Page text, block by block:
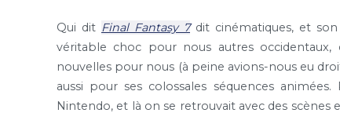
Qui dit Final Fantasy 7dit cinématiques, et
véritable choc pour nous autres
nouvelles pour nous (à peine avions-nous eu
aussi pour ses colossales séquences
Nintendo, et là on se retrouvait avec des